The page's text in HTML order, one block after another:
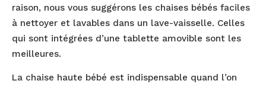
raison, nous vous suggérons les chaises bébés faciles
à nettoyer et lavables dans un lave-vaisselle. Celles
qui sont intégrées d’une tablette amovible sont les
meilleures.
La chaise haute bébé est indispensable quand l’on